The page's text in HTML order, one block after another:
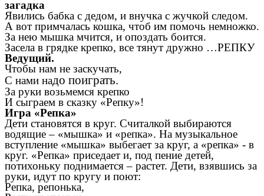
загадка
Явились бабка с дедом, и внучка с жучкой следом.
А вот примчалась кошка, чтоб им помочь немножко.
За нею мышка мчится, и опоздать боится.
Засела в грядке крепко, все тянут дружно …РЕПКУ
Ведущий.
Чтобы нам не заскучать,
С нами надо поиграть.
За руки возьмемся крепко
И сыграем в сказку «Репку»!
Игра «Репка»
Дети становятся в круг. Считалкой выбираются
водящие – «мышка» и «репка». На музыкальное
вступление «мышка» выбегает за круг, а «репка» - в
круг. «Репка» приседает и, под пение детей,
потихоньку поднимается – растет. Дети, взявшись за
руки, идут по кругу и поют:
Репка, репонька,